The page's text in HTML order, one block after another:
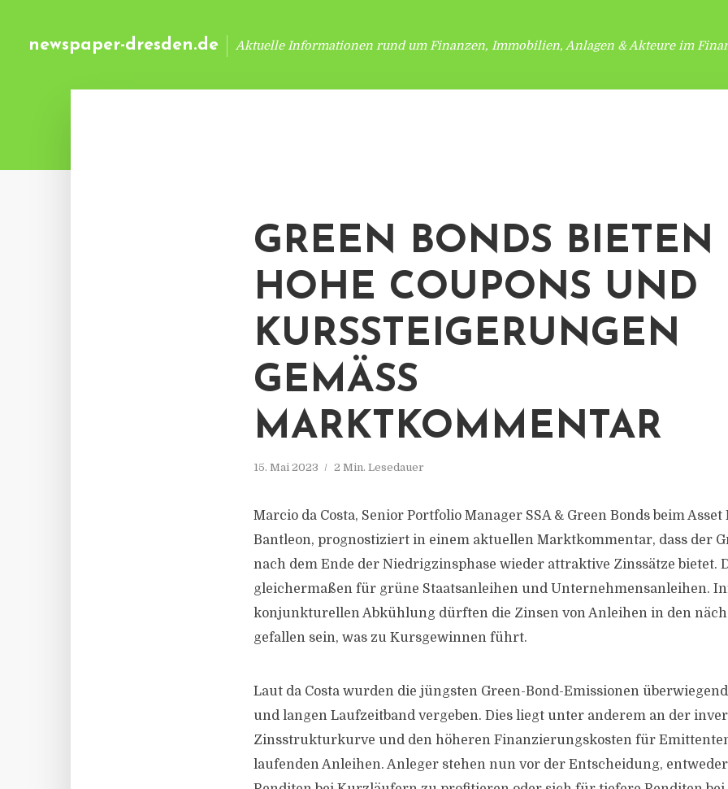
newspaper-dresden.de Aktuelle Informationen rund um Finanzen, Immobilien, Anlagen & Akteure im
GREEN BONDS BIETEN
HOHE COUPONS UND
KURSSTEIGERUNGEN
GEMÄSS M
ARKTKOMMENTAR
15. Mai 2023 2 Min. Lesedauer
Marcio da Costa, Senior Portfolio Manager SSA & Green Bonds beim Asset
Bantleon, prognostiziert in einem aktuellen Marktkommentar, dass der
nach dem Ende der Niedrigzinsphase wieder attraktive Zinssätze bietet.
gleichermaßen für grüne Staatsanleihen und Unternehmensanleihen.
konjunkturellen Abkühlung dürften die Zinsen von Anleihen in den
gefallen sein, was zu Kursgewinnen führt.
Laut da Costa wurden die jüngsten Green-Bond-Emissionen
und langen Laufzeitband vergeben. Dies liegt unter anderem an der
Zinsstrukturkurve und den höheren Finanzierungskosten für
laufenden Anleihen. Anleger stehen nun vor der Entscheidung,